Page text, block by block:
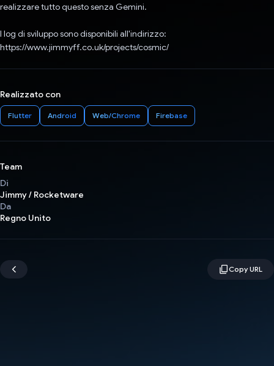
realizzare tutto questo senza Gemini.
I log di sviluppo sono disponibili all'indirizzo:
https://www.jimmyff.co.uk/projects/cosmic/
Realizzato con
Flutter Android Web/Chrome Firebase
Team
Di
Jimmy / Rocketware
Da
Regno Unito